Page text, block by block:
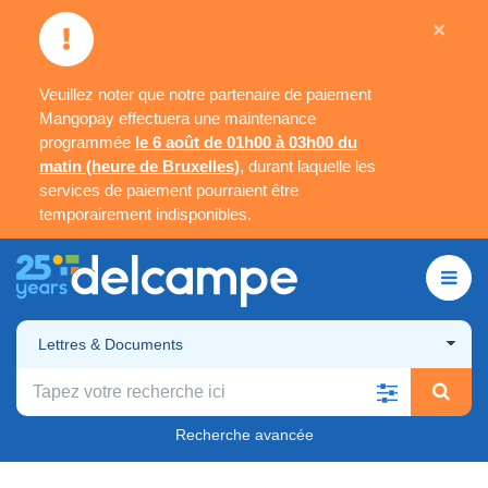
Veuillez noter que notre partenaire de paiement
Mangopay effectuera une maintenance
programmée le 6 août de 01h00 à 03h00 du
matin (heure de Bruxelles), durant laquelle les
services de paiement pourraient être
temporairement indisponibles.
×
Lettres & Documents
Recherche avancée